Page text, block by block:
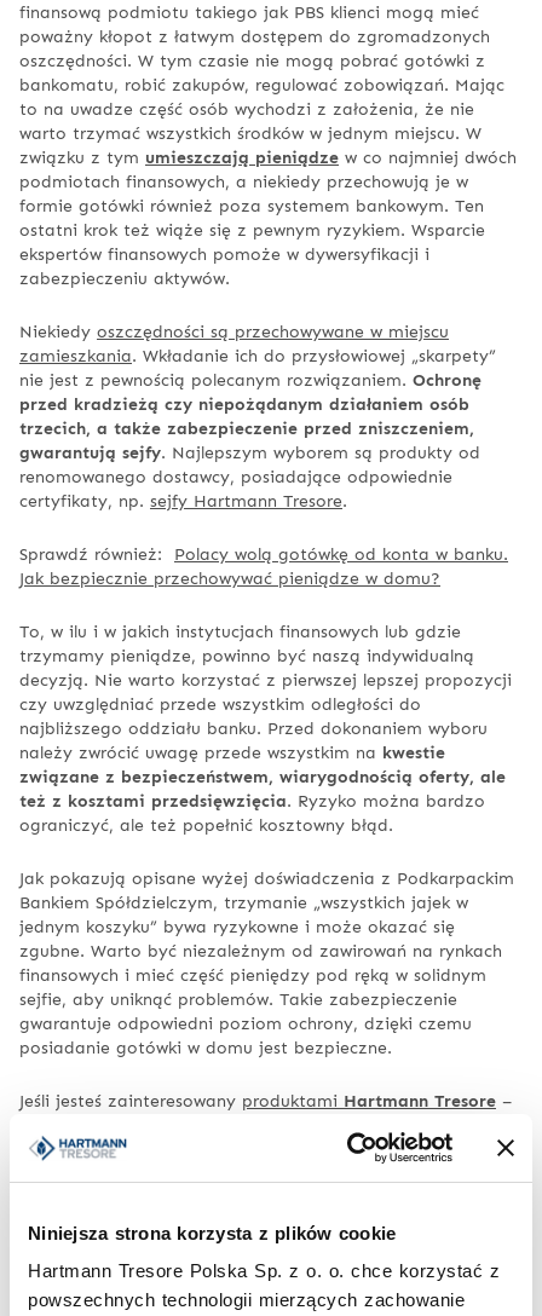
Niniejsza strona korzysta z plików cookie
Hartmann Tresore Polska Sp. z o. o. chce korzystać z
powszechnych technologii mierzących zachowanie
finansową podmiotu takiego jak PBS klienci mogą mieć
poważny kłopot z łatwym dostępem do zgromadzonych
oszczędności. W tym czasie nie mogą pobrać gotówki z
bankomatu, robić zakupów, regulować zobowiązań. Mając
to na uwadze część osób wychodzi z założenia, że nie
warto trzymać wszystkich środków w jednym miejscu. W
związku z tym umieszczają pieniądze w co najmniej dwóch
podmiotach finansowych, a niekiedy przechowują je w
formie gotówki również poza systemem bankowym. Ten
ostatni krok też wiąże się z pewnym ryzykiem. Wsparcie
ekspertów finansowych pomoże w dywersyfikacji i
zabezpieczeniu aktywów.
Niekiedy oszczędności są przechowywane w miejscu
zamieszkania. Wkładanie ich do przysłowiowej „skarpety”
nie jest z pewnością polecanym rozwiązaniem. Ochronę
przed kradzieżą czy niepożądanym działaniem osób
trzecich, a także zabezpieczenie przed zniszczeniem,
gwarantują sejfy. Najlepszym wyborem są produkty od
renomowanego dostawcy, posiadające odpowiednie
certyfikaty, np. sejfy Hartmann Tresore.
Sprawdź również: Polacy wolą gotówkę od konta w banku.
Jak bezpiecznie przechowywać pieniądze w domu?
To, w ilu i w jakich instytucjach finansowych lub gdzie
trzymamy pieniądze, powinno być naszą indywidualną
decyzją. Nie warto korzystać z pierwszej lepszej propozycji
czy uwzględniać przede wszystkim odległości do
najbliższego oddziału banku. Przed dokonaniem wyboru
należy zwrócić uwagę przede wszystkim na kwestie
związane z bezpieczeństwem, wiarygodnością oferty, ale
też z kosztami przedsięwzięcia. Ryzyko można bardzo
ograniczyć, ale też popełnić kosztowny błąd.
Jak pokazują opisane wyżej doświadczenia z Podkarpackim
Bankiem Spółdzielczym, trzymanie „wszystkich jajek w
jednym koszyku” bywa ryzykowne i może okazać się
zgubne. Warto być niezależnym od zawirowań na rynkach
finansowych i mieć część pieniędzy pod ręką w solidnym
sejfie, aby uniknąć problemów. Takie zabezpieczenie
gwarantuje odpowiedni poziom ochrony, dzięki czemu
posiadanie gotówki w domu jest bezpieczne.
Jeśli jesteś zainteresowany produktami Hartmann Tresore –
przechowywania pieniędzy
Istnieją inne sposoby przechowywania pieniędzy, które